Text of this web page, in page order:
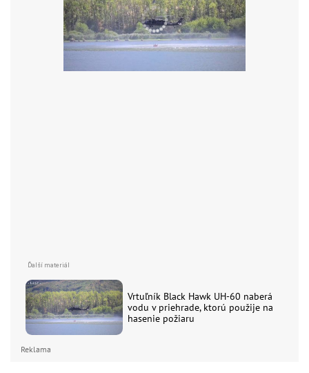
Vrtuľník Black Hawk UH-60 naberá
vodu v priehrade, ktorú použije na
hasenie požiaru
Reklama